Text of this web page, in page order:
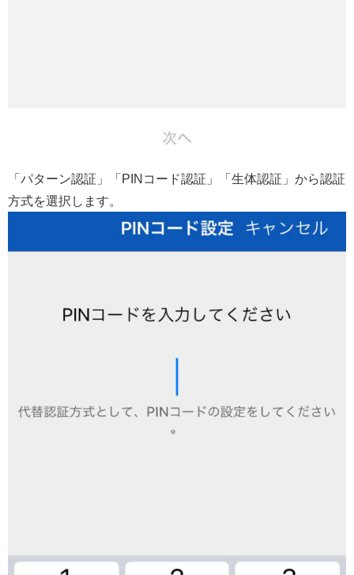
「パターン認証」「PINコード認証」「生体認証」から認証
方式を選択します。